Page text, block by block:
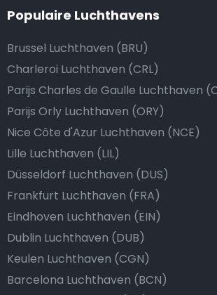
Populaire Luchthavens
Brussel Luchthaven (BRU)
Charleroi Luchthaven (CRL)
Parijs Charles de Gaulle Luchthaven
Parijs Orly Luchthaven (ORY)
Nice Côte d'Azur Luchthaven (NCE)
Lille Luchthaven (LIL)
Düsseldorf Luchthaven (DUS)
Frankfurt Luchthaven (FRA)
Eindhoven Luchthaven (EIN)
Dublin Luchthaven (DUB)
Keulen Luchthaven (CGN)
Barcelona Luchthaven (BCN)